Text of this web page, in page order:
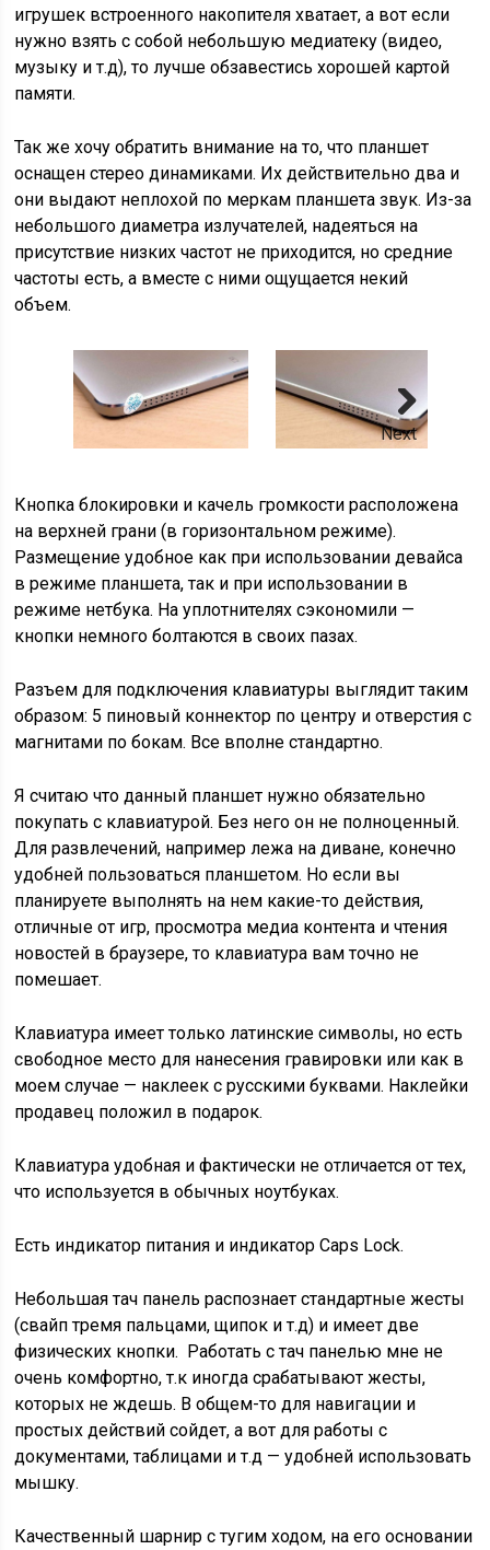
игрушек встроенного накопителя хватает, а вот если
нужно взять с собой небольшую медиатеку (видео,
музыку и т.д), то лучше обзавестись хорошей картой
памяти.
Так же хочу обратить внимание на то, что планшет
оснащен стерео динамиками. Их действительно два и
они выдают неплохой по меркам планшета звук. Из-за
небольшого диаметра излучателей, надеяться на
присутствие низких частот не приходится, но средние
частоты есть, а вместе с ними ощущается некий
объем.
Next
Кнопка блокировки и качель громкости расположена
на верхней грани (в горизонтальном режиме).
Размещение удобное как при использовании девайса
в режиме планшета, так и при использовании в
режиме нетбука. На уплотнителях сэкономили —
кнопки немного болтаются в своих пазах.
Разъем для подключения клавиатуры выглядит таким
образом: 5 пиновый коннектор по центру и отверстия с
магнитами по бокам. Все вполне стандартно.
Я считаю что данный планшет нужно обязательно
покупать с клавиатурой. Без него он не полноценный.
Для развлечений, например лежа на диване, конечно
удобней пользоваться планшетом. Но если вы
планируете выполнять на нем какие-то действия,
отличные от игр, просмотра медиа контента и чтения
новостей в браузере, то клавиатура вам точно не
помешает.
Клавиатура имеет только латинские символы, но есть
свободное место для нанесения гравировки или как в
моем случае — наклеек с русскими буквами. Наклейки
продавец положил в подарок.
Клавиатура удобная и фактически не отличается от тех,
что используется в обычных ноутбуках.
Есть индикатор питания и индикатор Caps Lock.
Небольшая тач панель распознает стандартные жесты
(свайп тремя пальцами, щипок и т.д) и имеет две
физических кнопки. Работать с тач панелью мне не
очень комфортно, т.к иногда срабатывают жесты,
которых не ждешь. В общем-то для навигации и
простых действий сойдет, а вот для работы с
документами, таблицами и т.д — удобней использовать
мышку.
Качественный шарнир с тугим ходом, на его основании